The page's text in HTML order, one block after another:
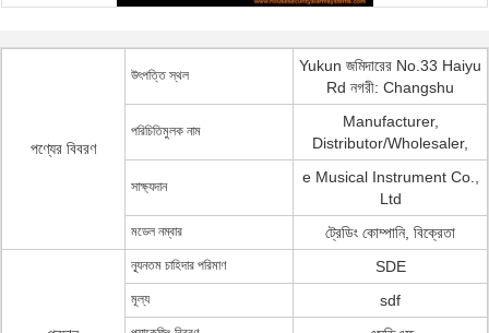
পণ্যের বিবরণ
উৎপত্তি স্থল
Yukun জমিদারের No.33 Haiyu
Rd নগরী: Changshu
পরিচিতিমুলক নাম
Manufacturer,
Distributor/Wholesaler,
সাক্ষ্যদান
e Musical Instrument Co.,
Ltd
মডেল নম্বার ট্রেডিং কোম্পানি, বিক্রেতা
ন্যূনতম চাহিদার পরিমাণ SDE
মূল্য sdf